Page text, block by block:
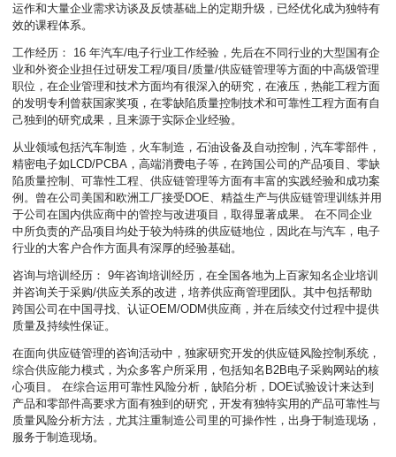
运作和大量企业需求访谈及反馈基础上的定期升级，已经优化成为独特有
效的课程体系。
工作经历： 16 年汽车/电子行业工作经验，先后在不同行业的大型国有企
业和外资企业担任过研发工程/项目/质量/供应链管理等方面的中高级管理
职位，在企业管理和技术方面均有很深入的研究，在液压，热能工程方面
的发明专利曾获国家奖项，在零缺陷质量控制技术和可靠性工程方面有自
己独到的研究成果，且来源于实际企业经验。
从业领域包括汽车制造，火车制造，石油设备及自动控制，汽车零部件，
精密电子如LCD/PCBA，高端消费电子等，在跨国公司的产品项目、零缺
陷质量控制、可靠性工程、供应链管理等方面有丰富的实践经验和成功案
例。曾在公司美国和欧洲工厂接受DOE、精益生产与供应链管理训练并用
于公司在国内供应商中的管控与改进项目，取得显著成果。 在不同企业
中所负责的产品项目均处于较为特殊的供应链地位，因此在与汽车，电子
行业的大客户合作方面具有深厚的经验基础。
咨询与培训经历： 9年咨询培训经历，在全国各地为上百家知名企业培训
并咨询关于采购/供应关系的改进，培养供应商管理团队。其中包括帮助
跨国公司在中国寻找、认证OEM/ODM供应商，并在后续交付过程中提供
质量及持续性保证。
在面向供应链管理的咨询活动中，独家研究开发的供应链风险控制系统，
综合供应能力模式，为众多客户所采用，包括知名B2B电子采购网站的核
心项目。 在综合运用可靠性风险分析，缺陷分析，DOE试验设计来达到
产品和零部件高要求方面有独到的研究，开发有独特实用的产品可靠性与
质量风险分析方法，尤其注重制造公司里的可操作性，出身于制造现场，
服务于制造现场。